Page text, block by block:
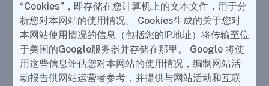
“Cookies”，即存储在您计算机上的文本文件，用于分
析您对本网站的使用情况。 Cookies生成的关于您对
本网站使用情况的信息（包括您的IP地址）将传输至位
于美国的Google服务器并存储在那里。 Google 将使
用这些信息评估您对本网站的使用情况，编制网站活
动报告供网站运营者参考，并提供与网站活动和互联